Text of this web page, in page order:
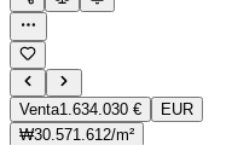
Venta1.634.030 €
EUR
₩30.571.612/m²